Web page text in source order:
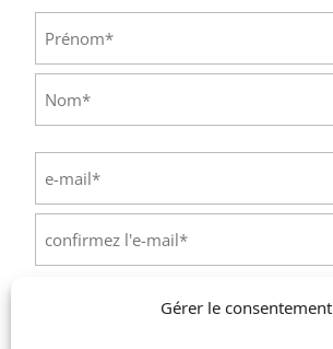
Gérer le consentement
Prénom
mail(Nécessaire)
Saisissez
un
e-
(Nécessaire)